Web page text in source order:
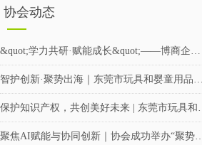
协会动态
&quot;学力共研·赋能成长&quot;——博商企业交流会圆满举行
智护创新·聚势出海｜东莞市玩具和婴童用品企业涉外知识产权交流会成功举办
保护知识产权，共创
聚焦AI赋能与协同创新｜协会成功举